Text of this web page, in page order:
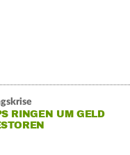
RINGEN UM GELD